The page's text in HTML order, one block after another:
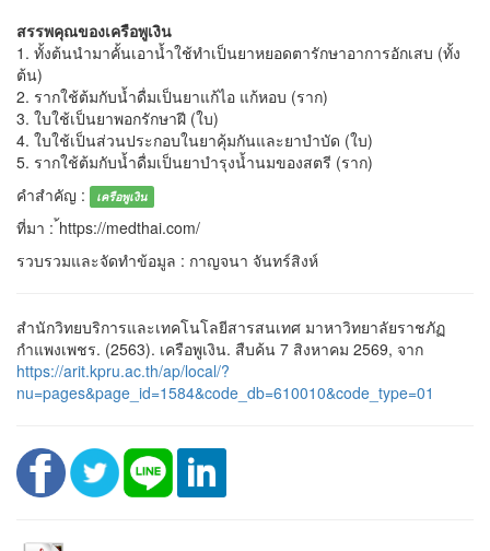
สรรพคุณของเครือพูเงิน
1. ทั้งต้นนำมาคั้นเอาน้ำใช้ทำเป็นยาหยอดตารักษาอาการอักเสบ (ทั้ง
ต้น)
2. รากใช้ต้มกับน้ำดื่มเป็นยาแก้ไอ แก้หอบ (ราก)
3. ใบใช้เป็นยาพอกรักษาฝี (ใบ)
4. ใบใช้เป็นส่วนประกอบในยาคุ้มกันและยาบำบัด (ใบ)
5. รากใช้ต้มกับน้ำดื่มเป็นยาบำรุงน้ำนมของสตรี (ราก)
คำสำคัญ :
เครือพูเงิน
ที่มา : ้https://medthai.com/
รวบรวมและจัดทำข้อมูล : กาญจนา จันทร์สิงห์
สำนักวิทยบริการและเทคโนโลยีสารสนเทศ มาหาวิทยาลัยราชภัฏ
กำแพงเพชร. (2563). เครือพูเงิน. สืบค้น 7 สิงหาคม 2569, จาก
https://arit.kpru.ac.th/ap/local/?
nu=pages&page_id=1584&code_db=610010&code_type=01